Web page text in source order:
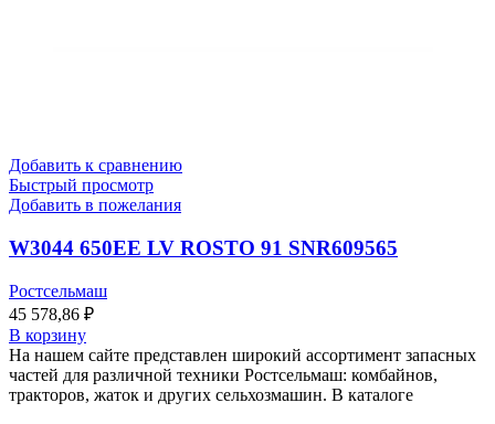
Добавить к сравнению
Быстрый просмотр
Добавить в пожелания
W3044 650EE LV ROSTO 91 SNR609565
Ростсельмаш
45 578,86 ₽
В корзину
На нашем сайте представлен широкий ассортимент запасных
частей для различной техники Ростсельмаш: комбайнов,
тракторов, жаток и других сельхозмашин. В каталоге